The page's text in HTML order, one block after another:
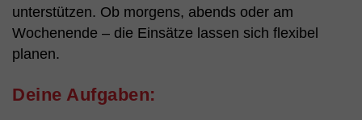
unterstützen. Ob morgens, abends oder am
Wochenende – die Einsätze lassen sich flexibel
planen.
Deine Aufgaben: